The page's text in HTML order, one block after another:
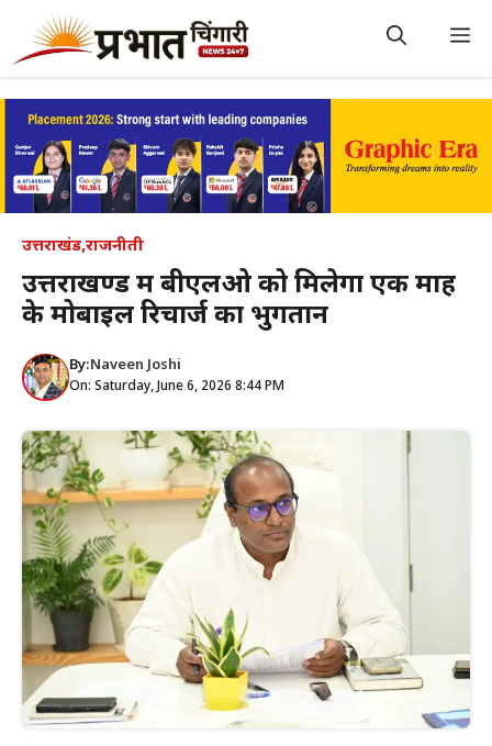
content
उत्तराखंड,राजनीती
उत्तराखण्ड में बीएलओ को मिलेगा एक माह
के मोबाइल रिचार्ज का भुगतान
By:Naveen Joshi
On: Saturday, June 6, 2026 8:44 PM